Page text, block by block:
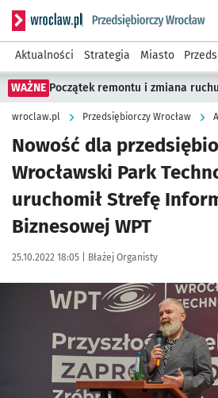
Serwis informacyjny wroclaw.pl
Aktualności Strategia Miasto
WAŻNE Początek remontu i zmiana
wroclaw.pl Przedsiębiorczy Wrocław
Nowość dla
Wrocławski Park
uruchomił Strefę
Biznesowej WPT
Data publikacji:
25.10.2022 18:05 | Autor:
Błażej Organisty
Kliknij, aby zobaczyć galerię
Kliknij, aby powiększyć